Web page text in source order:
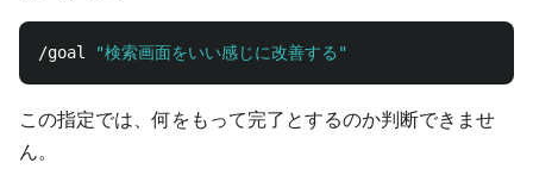
/goal "検索画面をいい感じに改善する"
この指定では、何をもって完了とするのか判断できませ
ん。